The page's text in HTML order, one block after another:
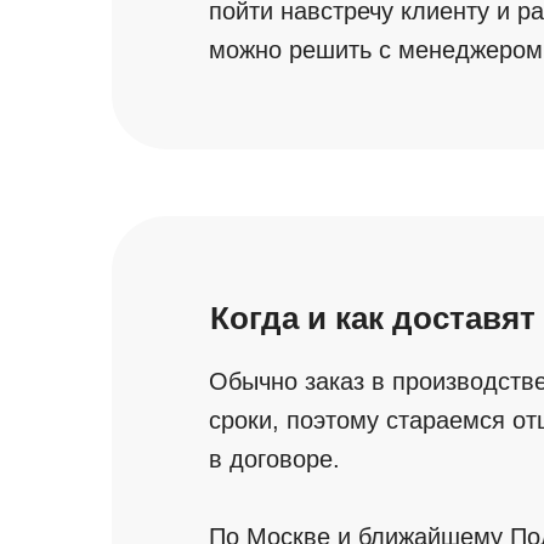
пойти навстречу клиенту и
можно решить с
Когда и как доставят
Обычно заказ в
сроки, поэтому стараемся
в договоре.
По Москве и ближайшему